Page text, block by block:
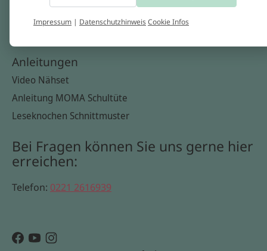
Anleitungen
Video Nähset
Anleitung MOMA Schultüte
Leseknochen Schnittmuster
Bei Fragen können Sie uns gerne hier
erreichen:
Telefon: 0221 2616939
Impressum | DatenschutzhinweisCookie Infos